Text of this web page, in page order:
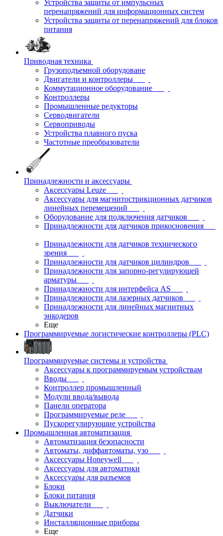
Устройства защиты от импульсных
перенапряжений для информационных систем
Устройства защиты от перенапряжений для блоков
питания
Приводная техника
Грузоподъемной оборудоване
Двигатели и контроллеры
Коммутационное оборудование
Контроллеры
Промышленные редукторы
Серводвигатели
Сервоприводы
Устройства плавного пуска
Частотные преобразователи
Принадлежности и аксессуары
Аксессуары Leuze
Аксессуары для магнитострикционных датчиков
линейных перемещений
Оборудование для подключения датчиков
Принадлежности для датчиков прикосновения
Принадлежности для датчиков технического
зрения
Принадлежности для датчиков цилиндров
Принадлежности для запорно-регулирующей
арматуры
Принадлежности для интерфейса AS
Принадлежности для лазерных датчиков
Принадлежности для линейных магнитных
энкодеров
Еще
Программируемые логистические контроллеры (PLC)
Программируемые системы и устройства
Аксессуары к программируемым устройствам
Вводы
Контроллер промышленный
Модули ввода/вывода
Панели оператора
Программируемые реле
Пускорегулирующие устройства
Промышленная автоматизация
Автоматизация безопасности
Автоматы, диффавтоматы, узо
Аксессуары Honeywell
Аксессуары для автоматики
Аксессуары для разъемов
Блоки
Блоки питания
Выключатели
Датчики
Инсталляционные приборы
Еще